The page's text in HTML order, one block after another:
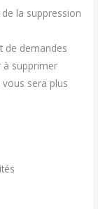
la suppression
de demandes
à supprimer
sera plus